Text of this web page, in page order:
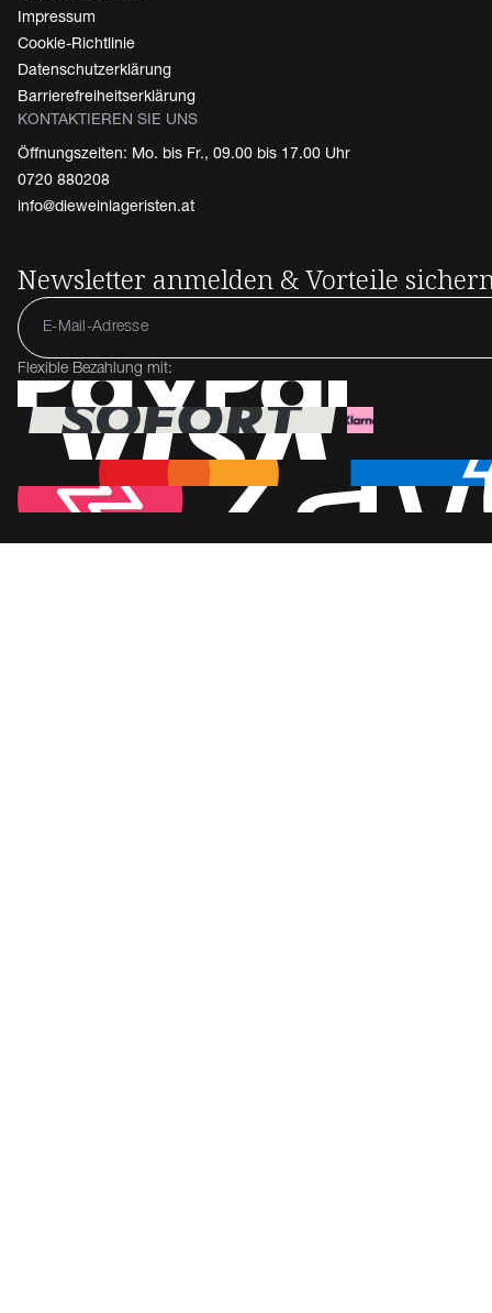
Impressum
Cookie-Richtlinie
Datenschutzerklärung
Barrierefreiheitserklärung
KONTAKTIEREN SIE UNS
Öffnungszeiten: Mo. bis Fr., 09.00 bis 17.00 Uhr
0720 880208
info@dieweinlageristen.at
Newsletter anmelden & Vorteile
Flexible Bezahlung mit: